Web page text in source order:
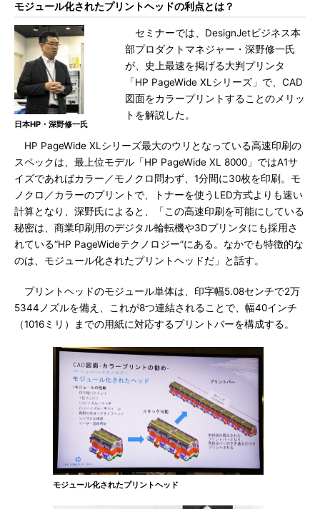
モジュール化されたプリントヘッドの利点とは？
日本HP・深野修一氏
セミナーでは、DesignJetビジネス本
部プロダクトマネジャー・深野修一氏
が、史上最速を掲げる大判プリンタ
「HP PageWide XLシリーズ」で、CAD
図面をカラープリントすることのメリッ
トを解説した。
HP PageWide XLシリーズ最大のウリとなっている高速印刷の
スペックは、最上位モデル「HP PageWide XL 8000」ではA1サ
イズであればカラー／モノクロ問わず、1分間に30枚を印刷。モ
ノクロ／カラーのプリントで、トナーを使うLED方式よりも速い
計算となり、深野氏によると、「この高速印刷を可能にしている
秘密は、商業印刷用のデジタル輪転機や3Dプリンタにも採用さ
れている“HP PageWideテクノロジー”にある。なかでも特徴的な
のは、モジュール化されたプリントヘッドだ」と話す。
プリントヘッドのモジュール単体は、印字幅5.08センチで2万
5344ノズルを備え、これが8つ連結されることで、幅40インチ
（1016ミリ）までの用紙に対応するプリントバーを構成する。
モジュール化されたプリントヘッド